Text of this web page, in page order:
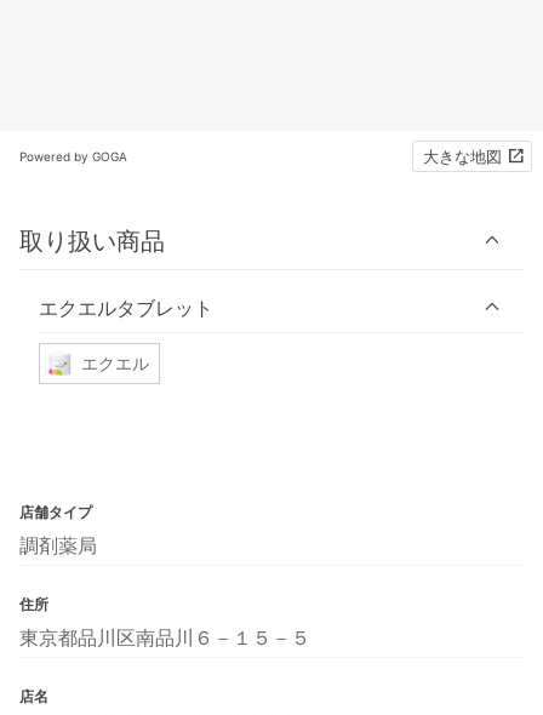
Powered by GOGA 大きな地図
取り扱い商品
エクエルタブレット
エクエル
店舗タイプ
調剤薬局
住所
東京都品川区南品川６－１５－５
店名